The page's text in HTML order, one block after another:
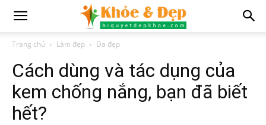
Trang chủ Làm đẹp Da đẹp
Cách dùng và tác dụng của
kem chống nắng, bạn đã biết
hết?